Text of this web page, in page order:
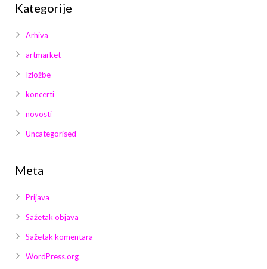
Kategorije
Arhiva
artmarket
Izložbe
koncerti
novosti
Uncategorised
Meta
Prijava
Sažetak objava
Sažetak komentara
WordPress.org